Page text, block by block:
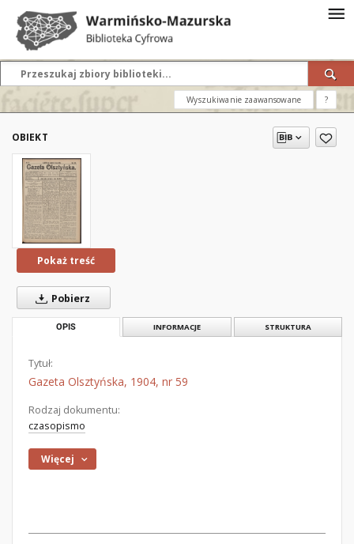
Wyszukiwanie zaawansowane ?
OBIEKT
Pokaż treść
Pobierz
OPIS INFORMACJE STRUKTURA
Tytuł:
Gazeta Olsztyńska, 1904, nr 59
Rodzaj dokumentu:
czasopismo
Więcej